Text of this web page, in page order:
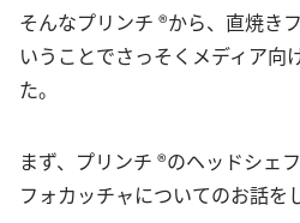
そんなプリンチ ®から、直焼き
いうことでさっそくメディア向
た。
まず、プリンチ ®のヘッドシェ
フォカッチャについてのお話を